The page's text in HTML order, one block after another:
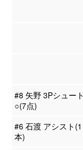
#8 矢野 3Pシュート
○(7点)
#6 石渡 アシスト(1
本)